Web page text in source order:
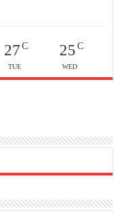
27C
TUE
25C
WED